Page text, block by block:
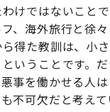
けではないこと
、海外旅行と徐
得た教訓は、小
いうことです。
事を働かせる人
不可欠だと考えて